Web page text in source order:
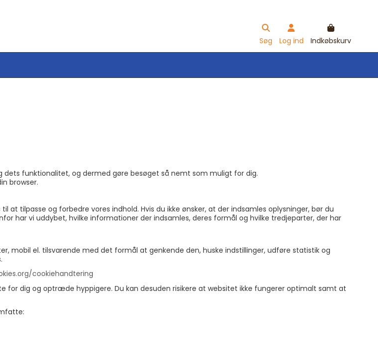
Søg Log ind Indkøbskurv
funktionalitet, og dermed gøre besøget så nemt som muligt for dig.
browser.
at tilpasse og forbedre vores indhold. Hvis du ikke ønsker, at der indsamles oplysninger, bør du
har vi uddybet, hvilke informationer der indsamles, deres formål og hvilke tredjeparter, der har
mobil el. tilsvarende med det formål at genkende den, huske indstillinger, udføre statistik og
cookiehandtering
for dig og optræde hyppigere. Du kan desuden risikere at websitet ikke fungerer optimalt samt at